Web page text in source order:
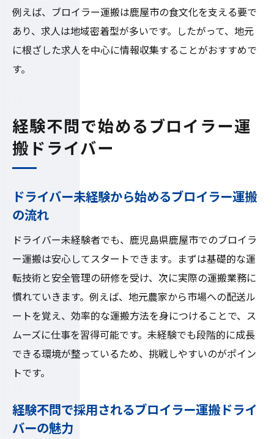
例えば、ブロイラー運搬は鹿屋市の食文化を支える要で
あり、求人は地域密着型が多いです。したがって、地元
に根ざした求人を中心に情報収集することがおすすめで
す。
経験不問で始めるブロイラー運
搬ドライバー
ドライバー未経験から始めるブロイラー運搬
の流れ
ドライバー未経験者でも、鹿児島県鹿屋市でのブロイラ
ー運搬は安心してスタートできます。まずは基礎的な運
転技術と安全管理の研修を受け、次に実際の運搬業務に
慣れていきます。例えば、地元農家から市場への配送ル
ートを覚え、効率的な運搬方法を身につけることで、ス
ムーズに仕事を習得可能です。未経験でも段階的に成長
できる環境が整っているため、挑戦しやすいのがポイン
トです。
経験不問で採用されるブロイラー運搬ドライ
バーの魅力